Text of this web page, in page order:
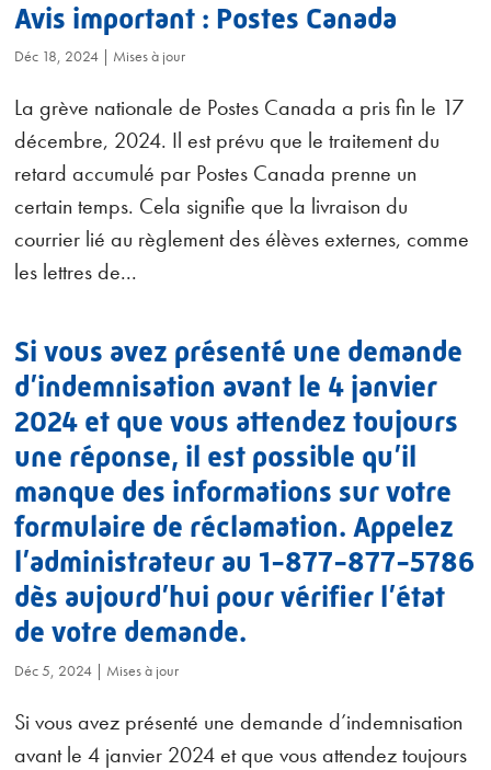
Avis important : Postes Canada
Déc 18, 2024| Mises à jour
La grève nationale de Postes Canada a pris fin le 17
décembre, 2024. Il est prévu que le traitement du
retard accumulé par Postes Canada prenne un
certain temps. Cela signifie que la livraison du
courrier lié au règlement des élèves externes, comme
les lettres de...
Si vous avez présenté une demande
d’indemnisation avant le 4 janvier
2024 et que vous attendez toujours
une réponse, il est possible qu’il
manque des informations sur votre
formulaire de réclamation. Appelez
l’administrateur au 1-877-877-5786
dès aujourd’hui pour vérifier l’état
de votre demande.
Déc 5, 2024| Mises à jour
Si vous avez présenté une demande d’indemnisation
avant le 4 janvier 2024 et que vous attendez toujours